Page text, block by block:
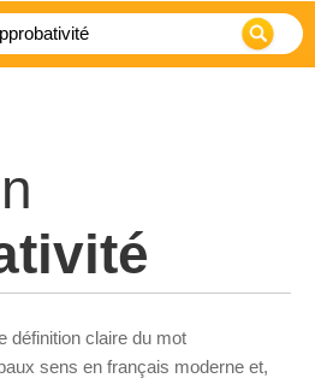
définition claire du mot
sens en français moderne et,